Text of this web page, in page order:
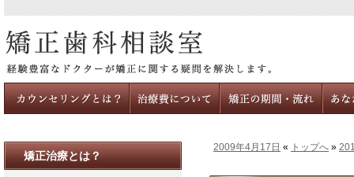
2009年4月17日 « トップへ »
矯正治療とは？
カウンセリングとは